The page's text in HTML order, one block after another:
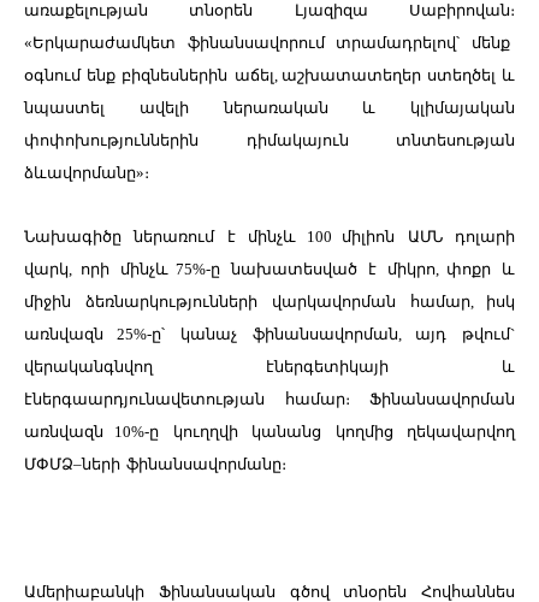
առաքելության տնօրեն Լյազիզա Սաբիրովան։
«Երկարաժամկետ ֆինանսավորում տրամադրելով՝
մենք
օգնում ենք բիզնեսներին աճել, աշխատատեղեր ստեղծել և
նպաստել
ավելի ներառական և
կլիմայական
փոփոխություններին
դիմակայուն
տնտեսության
ձևավորմանը»։
Նախագիծը ներառում է մինչև 100 միլիոն ԱՄՆ
դոլարի
վարկ, որի մինչև75%-ը նախատեսված է միկրո, փոքր
և
միջին
ձեռնարկությունների վարկավորման համար, իսկ
առնվազն 25%-ը՝ կանաչ ֆինանսավորման, այդ
թվում`
վերականգնվող
էներգետիկայի
և
էներգաարդյունավետության
համար։
Ֆինանսավորման
առնվազն 10%-ը կուղղվի կանանց կողմից
ղեկավարվող
ՄՓՄՁ–ների ֆինանսավորմանը։
Ամերիաբանկի Ֆինանսական գծով տնօրեն
Հովհաննես